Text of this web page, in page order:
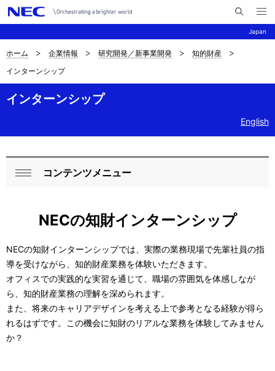
Japan
イ
メ
ニ
ュ
ナ
ビ
ゲ
シ
ョ
サ
イ
ト
現
ホーム 企業情報 研究開発／新事業開発
知的財産
インターンシップ
インターンシップ
English
ロ
ル
ナ
ビ
ゲ
ー
コンテンツメニュー
NECの知財インターンシップ
NECの知財インターンシップでは、実際の業務現場で先輩社員の指
導を受けながら、知的財産業務を体験いただきます。
オフィスでの実践的な実習を通じて、職場の雰囲気を体感しなが
ら、知的財産業務の理解を深められます。
また、将来のキャリアデザインを考える上で参考となる経験が得ら
れるはずです。この機会に知財のリアルな業務を体験してみません
か？